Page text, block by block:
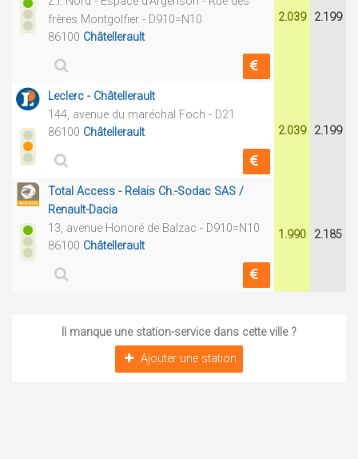
frères Montgolfier - D910=N10
86100 Châtellerault
2.039 2.199
Leclerc - Châtellerault
144, avenue du maréchal Foch - D21
86100 Châtellerault 2.039 2.199
Total Access - Relais Ch.-Sodac SAS /
Renault-Dacia
13, avenue Honoré de Balzac - D910=N10
86100 Châtellerault
1.990 2.185
Il manque une station-service dans cette ville ?
Ajouter une station